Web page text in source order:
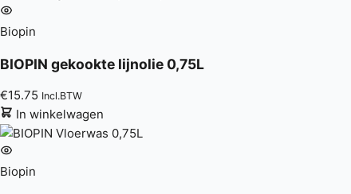
Biopin
BIOPIN gekookte lijnolie 0,75L
€15.75 Incl.BTW
In winkelwagen
Biopin